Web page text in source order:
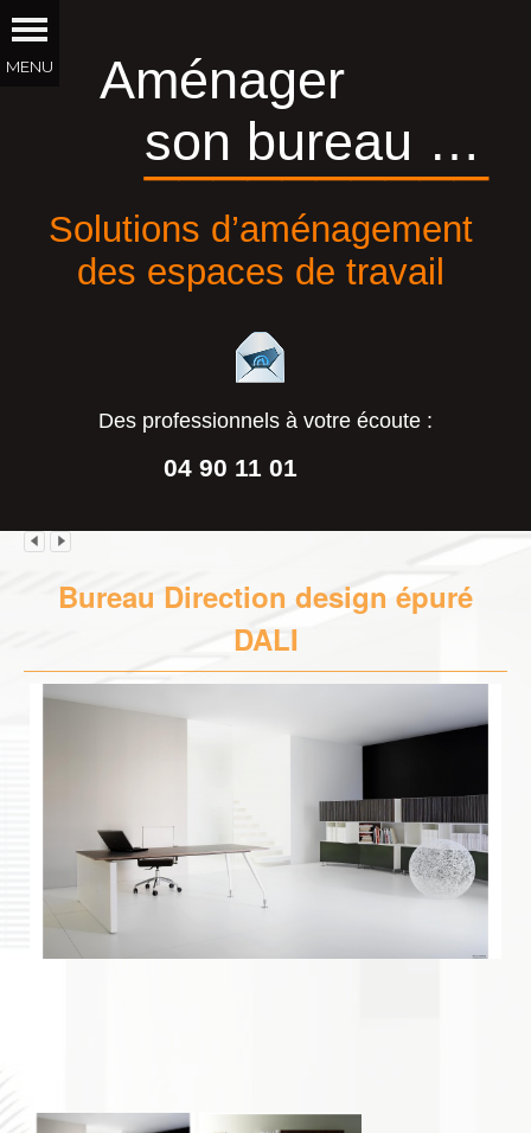
Aménager
son bureau …
Solutions d’aménagement
des espaces de travail
Des professionnels à votre écoute :
04 90 11 01
__________
Bureau Direction design épuré
DALI